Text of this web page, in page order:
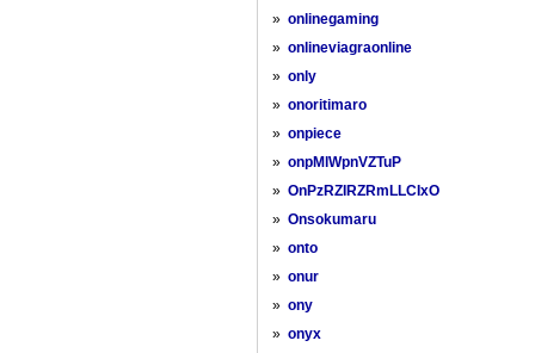
» onlinegaming
» onlineviagraonline
» only
» onoritimaro
» onpiece
» onpMlWpnVZTuP
» OnPzRZIRZRmLLCIxO
» Onsokumaru
» onto
» onur
» ony
» onyx